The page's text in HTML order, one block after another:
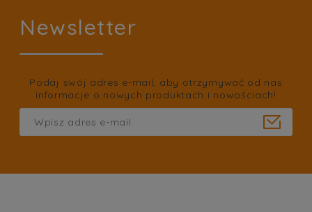
Newsletter
Podaj swój adres e-mail, aby otrzymywać od nas
informacje o nowych produktach i nowościach!